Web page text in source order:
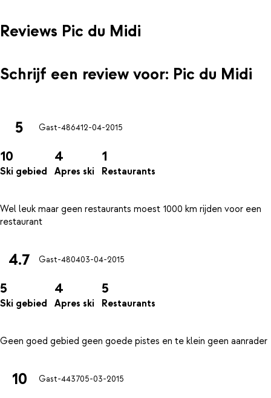
Reviews Pic du Midi
Schrijf een review voor: Pic du Midi
5 Gast-486412-04-2015
10
Ski gebied
4
Apres ski
1
Restaurants
Wel leuk maar geen restaurants moest 1000 km rijden voor een
4.7 Gast-480403-04-2015
5
Ski gebied
4
Apres ski
5
Restaurants
10 Gast-443705-03-2015